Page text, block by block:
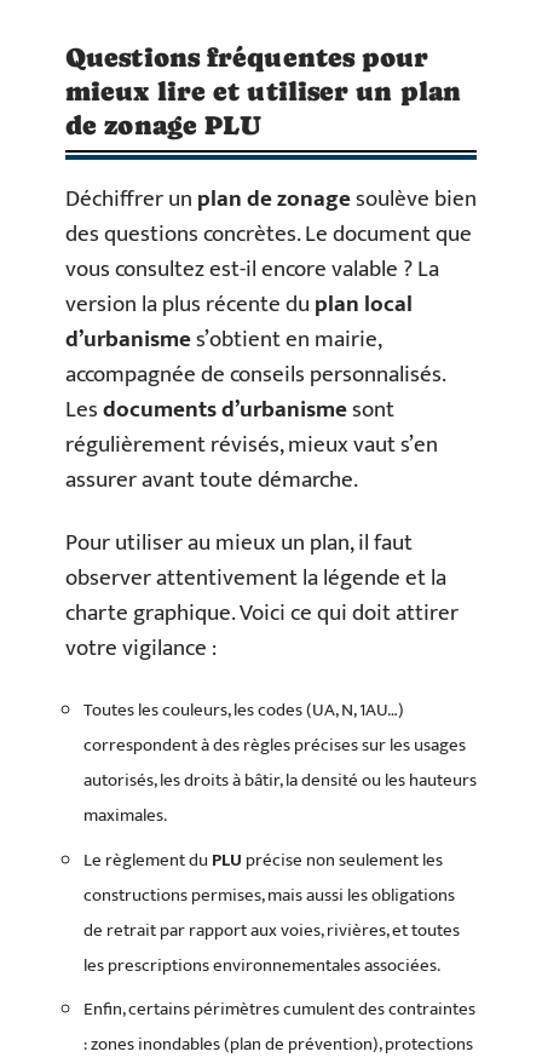
Questions fréquentes pour
mieux lire et utiliser un plan
de zonage PLU
Déchiffrer unplan de zonagesoulève bien
des questions concrètes. Le document que
vous consultez est-il encore valable ? La
version la plus récente duplan local
d’urbanismes’obtient en mairie,
accompagnée de conseils personnalisés.
Lesdocuments d’urbanismesont
régulièrement révisés, mieux vaut s’en
assurer avant toute démarche.
Pour utiliser au mieux un plan, il faut
observer attentivement la légende et la
charte graphique. Voici ce qui doit attirer
votre vigilance :
Toutes les couleurs, les codes (UA, N, 1AU…)
correspondent à des règles précises sur les usages
autorisés, les droits à bâtir, la densité ou les hauteurs
maximales.
Le règlement du PLU précise non seulement les
constructions permises, mais aussi les obligations
de retrait par rapport aux voies, rivières, et toutes
les prescriptions environnementales associées.
Enfin, certains périmètres cumulent des contraintes
: zones inondables (plan de prévention), protections